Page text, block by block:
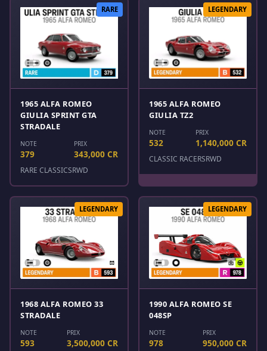
RARE
1965 ALFA ROMEO
GIULIA SPRINT GTA
STRADALE
NOTE
379
PRIX
343,000 CR
RARE CLASSICSRWD
LEGENDARY
1965 ALFA ROMEO
GIULIA TZ2
NOTE
532
PRIX
1,140,000 CR
CLASSIC RACERSRWD
LEGENDARY
1968 ALFA ROMEO 33
STRADALE
NOTE
593
PRIX
3,500,000 CR
LEGENDARY
1990 ALFA ROMEO SE
048SP
NOTE
978
PRIX
950,000 CR